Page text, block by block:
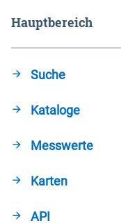
Hauptbereich
Suche
Kataloge
Messwerte
Karten
API